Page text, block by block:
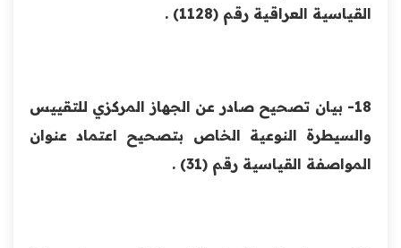
القياسية العراقية رقم (1128) .
18- بيان تصحيح صادر عن الجهاز المركزي للتقييس
والسيطرة النوعية الخاص بتصحيح اعتماد عنوان
المواصفة القياسية رقم (31) .